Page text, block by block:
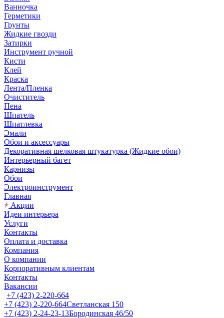
Ванночка
Герметики
Грунты
Жидкие гвозди
Затирки
Инструмент ручной
Кисти
Клей
Краска
Лента/Пленка
Очиститель
Пена
Шпатель
Шпатлевка
Эмали
Обои и аксессуары
Декоративная шелковая штукатурка (Жидкие обои)
Интерьерный багет
Карнизы
Обои
Электроинструмент
Главная
Акции
Идеи интерьера
Услуги
Контакты
Оплата и доставка
Компания
О компании
Корпоративным клиентам
Контакты
Вакансии
+7 (423) 2-220-664
+7 (423) 2-220-664Светланская 150
+7 (423) 2-24-23-13Бородинская 46/50